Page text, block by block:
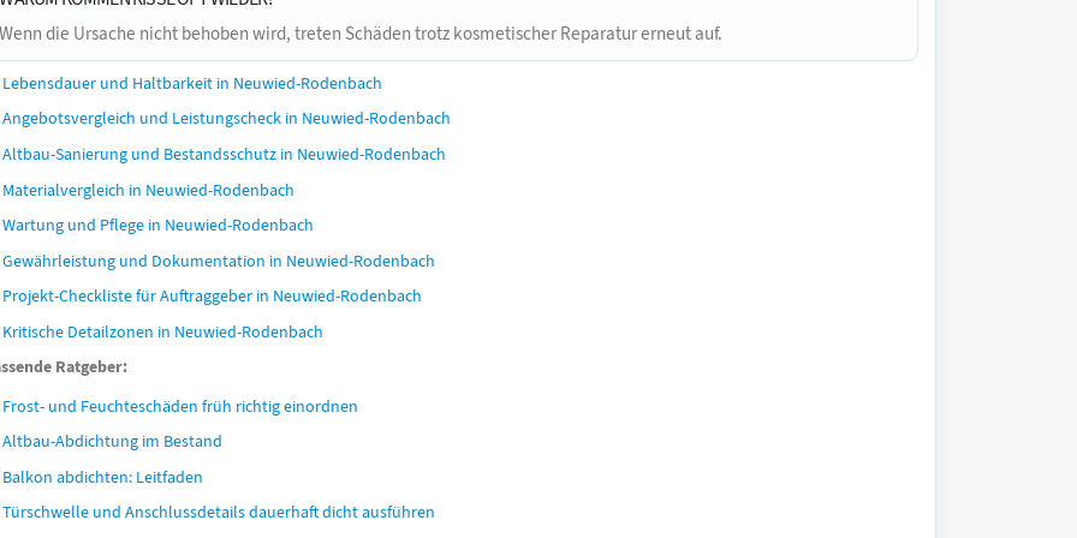
Wenn die Ursache nicht behoben wird, treten Schäden trotz kosmetischer Reparatur erneut auf.
Lebensdauer und Haltbarkeit in Neuwied-Rodenbach
Angebotsvergleich und Leistungscheck in Neuwied-Rodenbach
Altbau-Sanierung und Bestandsschutz in Neuwied-Rodenbach
Materialvergleich in Neuwied-Rodenbach
Wartung und Pflege in Neuwied-Rodenbach
Gewährleistung und Dokumentation in Neuwied-Rodenbach
Projekt-Checkliste für Auftraggeber in Neuwied-Rodenbach
Kritische Detailzonen in Neuwied-Rodenbach
Ratgeber:
Frost- und Feuchteschäden früh richtig einordnen
Altbau-Abdichtung im Bestand
Balkon abdichten: Leitfaden
Türschwelle und Anschlussdetails dauerhaft dicht ausführen